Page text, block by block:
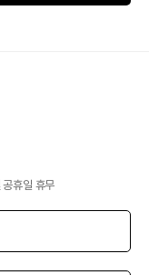
휴일 휴무